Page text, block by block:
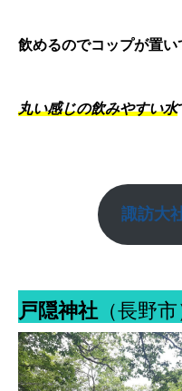
飲めるのでコップが置
丸い感じの飲みやすい水
諏訪大
戸隠神社 （長野市